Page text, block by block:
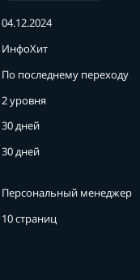
04.12.2024
ИнфоХит
По последнему переходу
2 уровня
30 дней
30 дней
Персональный менеджер
10 страниц